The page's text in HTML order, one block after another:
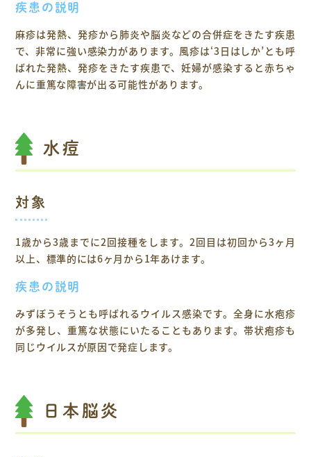
疾患の説明
麻疹は発熱、発疹から肺炎や脳炎などの合併症をきたす疾患
で、非常に強い感染力があります。風疹は‘3日はしか’とも呼
ばれた発熱、発疹をきたす疾患で、妊婦が感染すると赤ちゃ
んに重篤な障害が出る可能性があります。
水痘
対象
1歳から3歳までに2回接種をします。2回目は初回から3ヶ月
以上、標準的には6ヶ月から1年あけます。
疾患の説明
みずぼうそうとも呼ばれるウイルス感染です。全身に水疱疹
が多発し、重篤な状態にいたることもあります。帯状疱疹も
同じウイルスが原因で発症します。
日本脳炎